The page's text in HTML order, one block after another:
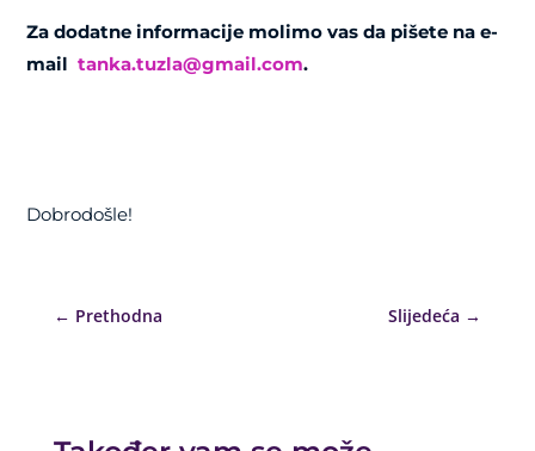
Za dodatne informacije molimo vas da pišete na e-
mailtanka.tuzla@gmail.com.
Dobrodošle!
← Prethodna Slijedeća →